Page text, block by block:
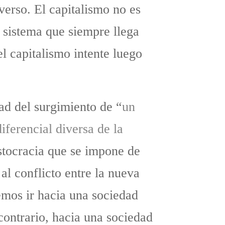
El capitalismo no es
que siempre llega
capitalismo intente luego
del surgimiento de “un
diversa de la
que se impone de
conflicto entre la nueva
ir hacia una sociedad
hacia una sociedad